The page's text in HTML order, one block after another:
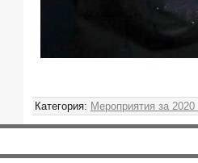
Категория: Мероприятия за 2020